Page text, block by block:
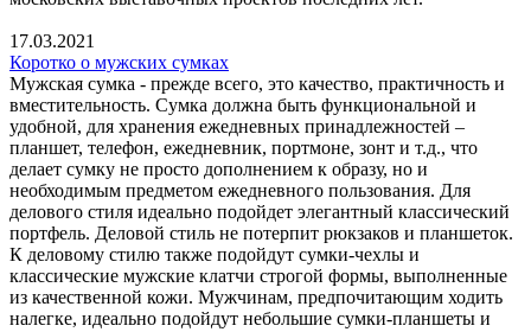
17.03.2021
Коротко о мужских сумках
Мужская сумка - прежде всего, это качество, практичность и
вместительность. Сумка должна быть функциональной и
удобной, для хранения ежедневных принадлежностей –
планшет, телефон, ежедневник, портмоне, зонт и т.д., что
делает сумку не просто дополнением к образу, но и
необходимым предметом ежедневного пользования. Для
делового стиля идеально подойдет элегантный классический
портфель. Деловой стиль не потерпит рюкзаков и планшеток.
К деловому стилю также подойдут сумки-чехлы и
классические мужские клатчи строгой формы, выполненные
из качественной кожи. Мужчинам, предпочитающим ходить
налегке, идеально подойдут небольшие сумки-планшеты и